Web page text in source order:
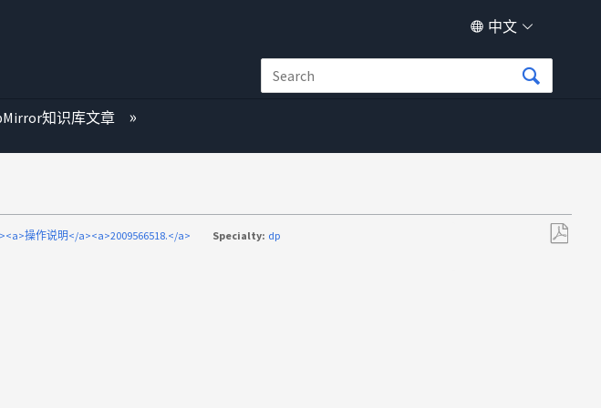
中文
知识库文章
操作说明</a><a>2009566518.</a> Specialty: dp